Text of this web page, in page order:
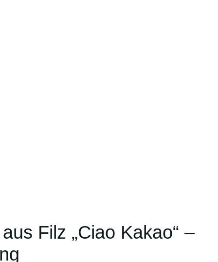
Filz „Ciao Kakao“ –